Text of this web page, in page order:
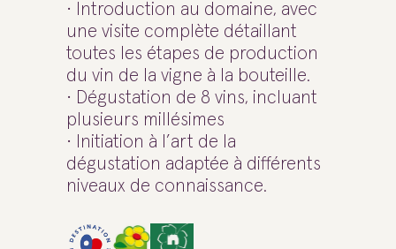
• Introduction au domaine, avec
une visite complète détaillant
toutes les étapes de production
du vin de la vigne à la bouteille.
• Dégustation de 8 vins, incluant
plusieurs millésimes
• Initiation à l’art de la
dégustation adaptée à différents
niveaux de connaissance.